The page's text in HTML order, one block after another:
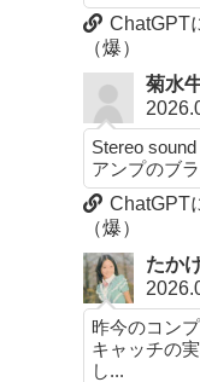
ChatGPT
（爆）
菊水
Stereo
アンプのブ
ChatGPT
（爆）
たか
昨今のコン
キャッチの
し...